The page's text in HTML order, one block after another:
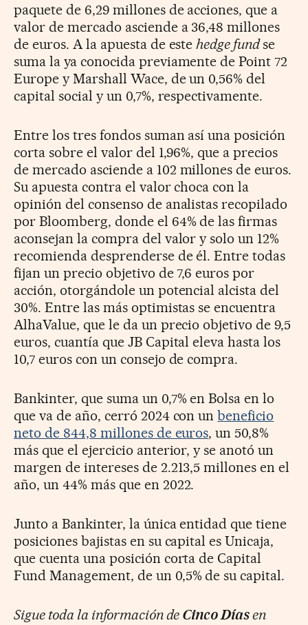
paquete de 6,29 millones de acciones, que a
valor de mercado asciende a 36,48 millones
de euros. A la apuesta de estehedge fundse
suma la ya conocida previamente de Point 72
Europe y Marshall Wace, de un 0,56% del
capital social y un 0,7%, respectivamente.
Entre los tres fondos suman así una posición
corta sobre el valor del 1,96%, que a precios
de mercado asciende a 102 millones de euros.
Su apuesta contra el valor choca con la
opinión del consenso de analistas recopilado
por Bloomberg, donde el 64% de las firmas
aconsejan la compra del valor y solo un 12%
recomienda desprenderse de él. Entre todas
fijan un precio objetivo de 7,6 euros por
acción, otorgándole un potencial alcista del
30%. Entre las más optimistas se encuentra
AlhaValue, que le da un precio objetivo de 9,5
euros, cuantía que JB Capital eleva hasta los
10,7 euros con un consejo de compra.
Bankinter, que suma un 0,7% en Bolsa en lo
que va de año, cerró 2024 con unbeneficio
neto de 844,8 millones de euros, un 50,8%
más que el ejercicio anterior, y se anotó un
margen de intereses de 2.213,5 millones en el
año, un 44% más que en 2022.
Junto a Bankinter, la única entidad que tiene
posiciones bajistas en su capital es Unicaja,
que cuenta una posición corta de Capital
Fund Management, de un 0,5% de su capital.
Sigue toda la información de Cinco Díasen